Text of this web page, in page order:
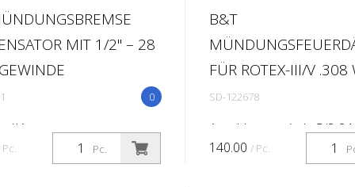
MIT 1/2" – 28
0
IIA
Pc.
B&T
FÜR ROTEX-III/V .308
SD-122678
Anschlussgewinde 5/8-24
140.00 / Pc.